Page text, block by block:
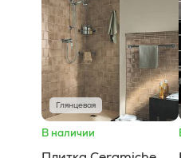
Глянцевая
В наличии